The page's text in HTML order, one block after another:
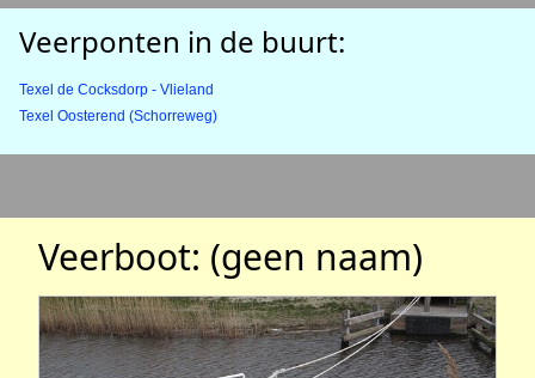
Veerponten in de buurt:
Texel de Cocksdorp - Vlieland
Texel Oosterend (Schorreweg)
Veerboot: (geen naam)